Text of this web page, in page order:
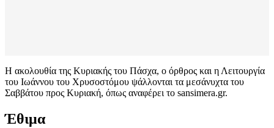
Η ακολουθία της Κυριακής του Πάσχα, ο όρθρος και η Λειτουργία
του Ιωάννου του Χρυσοστόμου ψάλλονται τα μεσάνυχτα του
Σαββάτου προς Κυριακή, όπως αναφέρει το sansimera.gr.
Έθιμα